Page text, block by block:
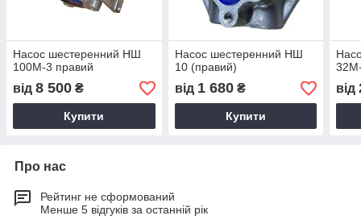
Насос шестеренний НШ
100М-3 правий
від 8 500 ₴
Купити
Насос шестеренний НШ
10 (правий)
від 1 680₴
Купити
від
Про нас
Рейтинг не сформований
Менше 5 відгуків за останній рік